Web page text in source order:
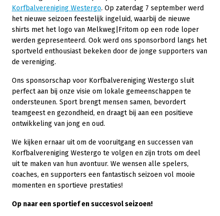
Korfbalvereniging Westergo. Op zaterdag 7 september werd
het nieuwe seizoen feestelijk ingeluid, waarbij de nieuwe
shirts met het logo van Melkweg|Fritom op een rode loper
werden gepresenteerd. Ook werd ons sponsorbord langs het
sportveld enthousiast bekeken door de jonge supporters van
de vereniging.
Ons sponsorschap voor Korfbalvereniging Westergo sluit
perfect aan bij onze visie om lokale gemeenschappen te
ondersteunen. Sport brengt mensen samen, bevordert
teamgeest en gezondheid, en draagt bij aan een positieve
ontwikkeling van jong en oud.
We kijken ernaar uit om de vooruitgang en successen van
Korfbalvereniging Westergo te volgen en zijn trots om deel
uit te maken van hun avontuur. We wensen alle spelers,
coaches, en supporters een fantastisch seizoen vol mooie
momenten en sportieve prestaties!
Op naar een sportief en succesvol seizoen!